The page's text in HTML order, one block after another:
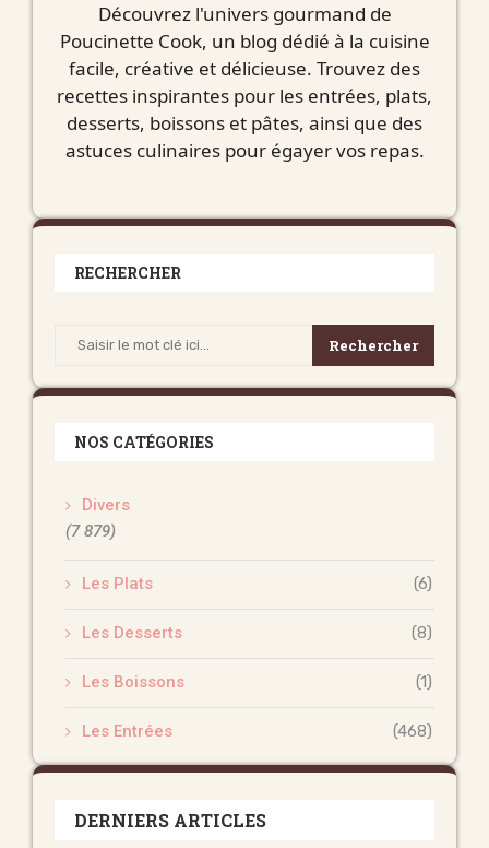
Découvrez l'univers gourmand de
Poucinette Cook, un blog dédié à la cuisine
facile, créative et délicieuse. Trouvez des
recettes inspirantes pour les entrées, plats,
desserts, boissons et pâtes, ainsi que des
astuces culinaires pour égayer vos repas.
RECHERCHER
Rechercher
NOS CATÉGORIES
Divers
(7 879)
Les Plats (6)
Les Desserts (8)
Les Boissons (1)
Les Entrées (468)
DERNIERS ARTICLES